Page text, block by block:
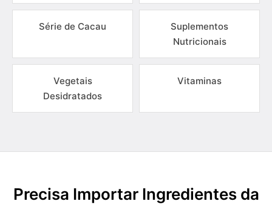
Série de Cacau
Suplementos
Nutricionais
Vegetais
Desidratados
Vitaminas
Precisa Importar Ingredientes da